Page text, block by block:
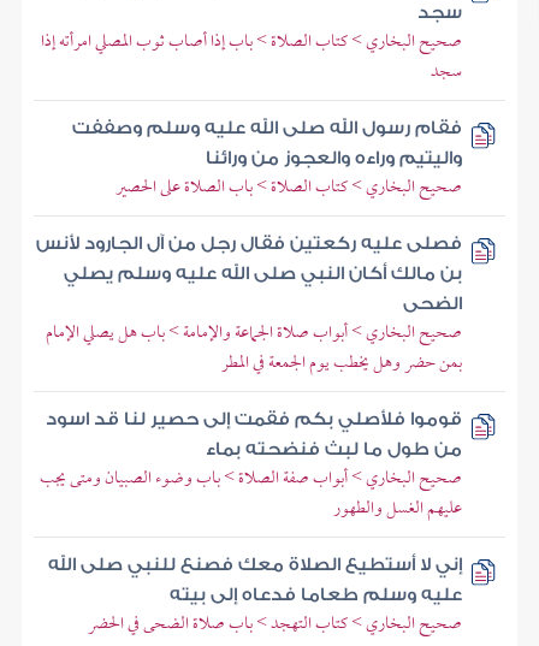
سجد
صحيح البخاري > كتاب الصلاة > باب إذا أصاب ثوب المصلي امرأته إذا
سجد
فقام رسول الله صلى الله عليه وسلم وصففت
واليتيم وراءه والعجوز من ورائنا
صحيح البخاري > كتاب الصلاة > باب الصلاة على الحصير
فصلى عليه ركعتين فقال رجل من آل الجارود لأنس
بن مالك أكان النبي صلى الله عليه وسلم يصلي
الضحى
صحيح البخاري > أبواب صلاة الجماعة والإمامة > باب هل يصلي الإمام
بمن حضر وهل يخطب يوم الجمعة في المطر
قوموا فلأصلي بكم فقمت إلى حصير لنا قد اسود
من طول ما لبث فنضحته بماء
صحيح البخاري > أبواب صفة الصلاة > باب وضوء الصبيان ومتى يجب
عليهم الغسل والطهور
إني لا أستطيع الصلاة معك فصنع للنبي صلى الله
عليه وسلم طعاما فدعاه إلى بيته
صحيح البخاري > كتاب التهجد > باب صلاة الضحى في الحضر